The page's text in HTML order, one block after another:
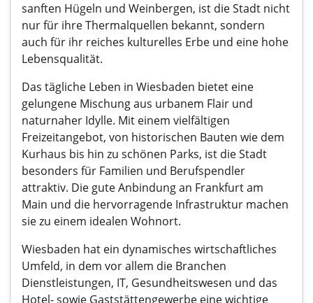
sanften Hügeln und Weinbergen, ist die Stadt nicht
nur für ihre Thermalquellen bekannt, sondern
auch für ihr reiches kulturelles Erbe und eine hohe
Lebensqualität.
Das tägliche Leben in Wiesbaden bietet eine
gelungene Mischung aus urbanem Flair und
naturnaher Idylle. Mit einem vielfältigen
Freizeitangebot, von historischen Bauten wie dem
Kurhaus bis hin zu schönen Parks, ist die Stadt
besonders für Familien und Berufspendler
attraktiv. Die gute Anbindung an Frankfurt am
Main und die hervorragende Infrastruktur machen
sie zu einem idealen Wohnort.
Wiesbaden hat ein dynamisches wirtschaftliches
Umfeld, in dem vor allem die Branchen
Dienstleistungen, IT, Gesundheitswesen und das
Hotel- sowie Gaststättengewerbe eine wichtige